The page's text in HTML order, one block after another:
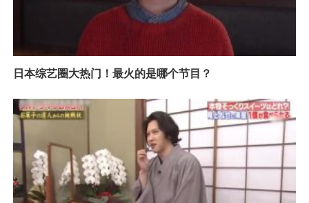
日本综艺圈大热门！最火的是哪个节目？